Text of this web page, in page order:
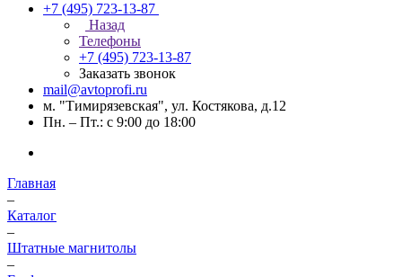
+7 (495) 723-13-87
Назад
Телефоны
+7 (495) 723-13-87
Заказать звонок
mail@avtoprofi.ru
м. "Тимирязевская", ул. Костякова, д.12
Пн. – Пт.: с 9:00 до 18:00
Главная
–
Каталог
–
Штатные магнитолы
–